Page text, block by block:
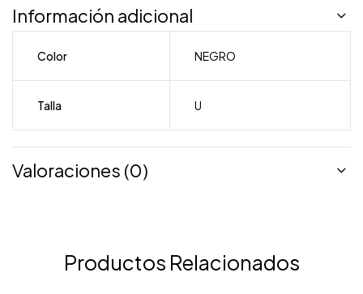
Información adicional
Color NEGRO
Talla U
Valoraciones (0)
Productos Relacionados